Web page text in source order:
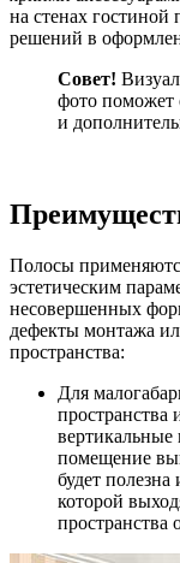
на стенах
решений в
Совет!
фото поможет
и
Полосы
эстетическим
несовершенных
дефекты монтажа
пространства:
Для
пространства
вертикальные
помещение
будет полезна
которой
пространства